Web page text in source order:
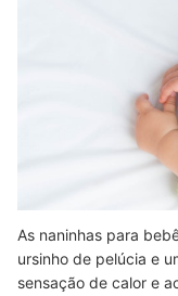
As naninhas para
ursinho de pelúcia e
sensação de calor e